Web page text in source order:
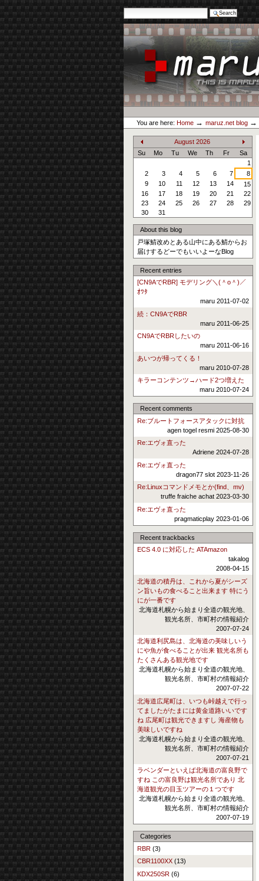
Advanced Search…
Skip
to
content.
to
navigation
maruz.net
Personal
tools
You are here: Home → maruz.net blog →
«
August 2026
»
Su Mo Tu We Th Fr
Sa
1
2
3 4 5 6 7
8
9
10 11 12 13 14
15
16
17 18 19 20 21
22
23
24 25 26 27 28
29
30
31
About this blog
戸塚鯖改めとある山中にある鯖からお
届けするどーでもいいよーなBlog
Recent entries
[CN9AでRBR] モデリング＼(＾o＾)／
ｵﾜﾀ
maru 2011-07-02
続：CN9AでRBR
maru 2011-06-25
CN9AでRBRしたいの
maru 2011-06-16
あいつが帰ってくる！
maru 2010-07-28
キラーコンテンツ→ハード2つ増えた
maru 2010-07-24
Recent comments
Re:ブルートフォースアタックに対抗
agen togel resmi 2025-08-30
Re:エヴォ直った
Adriene 2024-07-28
Re:エヴォ直った
dragon77 slot 2023-11-26
Re:Linuxコマンドメモとか(find、mv)
truffe fraiche achat 2023-03-30
Re:エヴォ直った
pragmaticplay 2023-01-06
Recent trackbacks
ECS 4.0 に対応した ATAmazon
takalog
2008-04-15
北海道の積丹は、これから夏がシーズ
ン旨いもの食べること出来ます 特にう
にが一番です
北海道札幌から始まり全道の観光地、
観光名所、市町村の情報紹介
2007-07-24
北海道利尻島は、北海道の美味しいう
にや魚が食べることが出来 観光名所も
たくさんある観光地です
北海道札幌から始まり全道の観光地、
観光名所、市町村の情報紹介
2007-07-22
北海道広尾町は、いつも峠越えで行っ
てましたがたまには黄金道路いいです
ね 広尾町は観光できますし 海産物も
美味しいですね
北海道札幌から始まり全道の観光地、
観光名所、市町村の情報紹介
2007-07-21
ラベンダーといえば北海道の富良野で
すね この富良野は観光名所であり 北
海道観光の目玉ツアーの１つです
北海道札幌から始まり全道の観光地、
観光名所、市町村の情報紹介
2007-07-19
Categories
RBR(3)
CBR1100XX(13)
KDX250SR(6)